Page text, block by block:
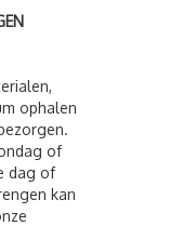
ophalen
of
dag of
kan